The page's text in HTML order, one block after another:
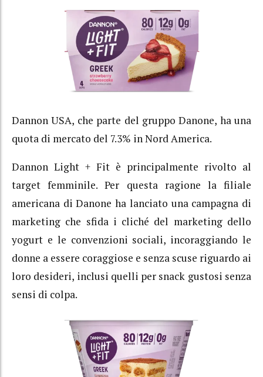
Dannon USA, che parte del gruppo Danone, ha una
quota di mercato del 7.3% in Nord America.
Dannon Light + Fit è principalmente rivolto al
target femminile. Per questa ragione la filiale
americana di Danone ha lanciato una campagna di
marketing che sfida i cliché del marketing dello
yogurt e le convenzioni sociali, incoraggiando le
donne a essere coraggiose e senza scuse riguardo ai
loro desideri, inclusi quelli per snack gustosi senza
sensi di colpa.